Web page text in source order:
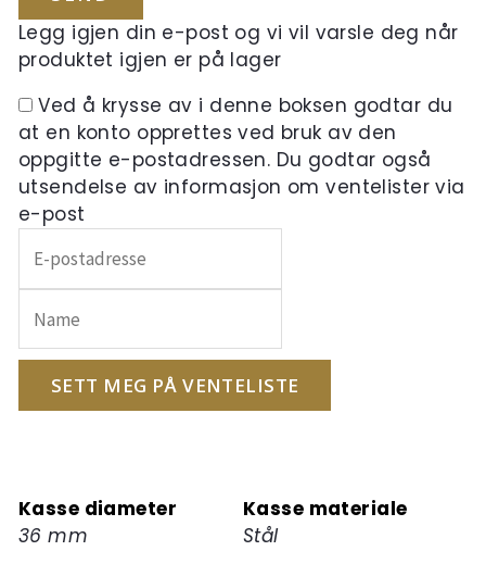
Legg igjen din e-post og vi vil varsle deg når
produktet igjen er på lager
Ved å krysse av i denne boksen godtar du
at en konto opprettes ved bruk av den
oppgitte e-postadressen. Du godtar også
utsendelse av informasjon om ventelister via
e-post
inn
e-
postadressen
din
ventelisten
for
SETT MEG PÅ VENTELISTE
Kasse diameter
36 mm
Kasse materiale
Stål